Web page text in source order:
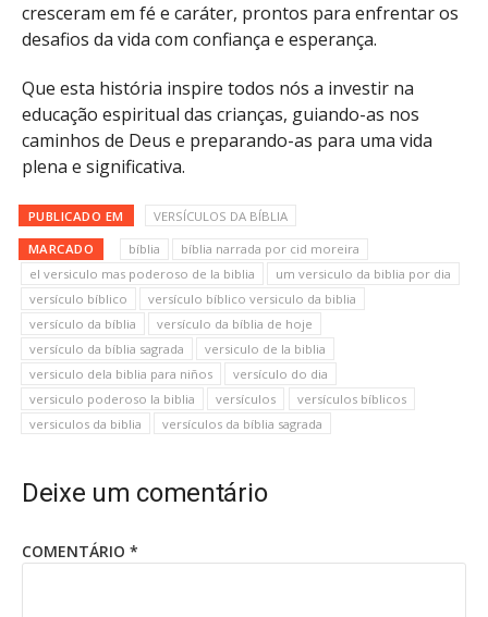
cresceram em fé e caráter, prontos para enfrentar os
desafios da vida com confiança e esperança.
Que esta história inspire todos nós a investir na
educação espiritual das crianças, guiando-as nos
caminhos de Deus e preparando-as para uma vida
plena e significativa.
PUBLICADO EM VERSÍCULOS DA BÍBLIA
MARCADO bíblia
bíblia narrada por cid moreira
el versiculo mas poderoso de la biblia
um versiculo da biblia por dia
versículo bíblico
versículo bíblico versiculo da biblia
versículo da bíblia
versículo da bíblia de hoje
versículo da bíblia sagrada
versiculo de la biblia
versiculo dela biblia para niños
versículo do dia
versiculo poderoso la biblia
versículos
versículos bíblicos
versiculos da biblia
versículos da bíblia sagrada
Deixe um comentário
COMENTÁRIO *